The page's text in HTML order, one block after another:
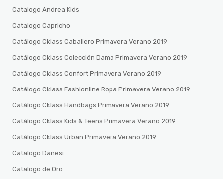
Catalogo Andrea Kids
Catalogo Capricho
Catálogo Cklass Caballero Primavera Verano 2019
Catálogo Cklass Colección Dama Primavera Verano 2019
Catálogo Cklass Confort Primavera Verano 2019
Catálogo Cklass Fashionline Ropa Primavera Verano 2019
Catálogo Cklass Handbags Primavera Verano 2019
Catálogo Cklass Kids & Teens Primavera Verano 2019
Catálogo Cklass Urban Primavera Verano 2019
Catalogo Danesi
Catalogo de Oro